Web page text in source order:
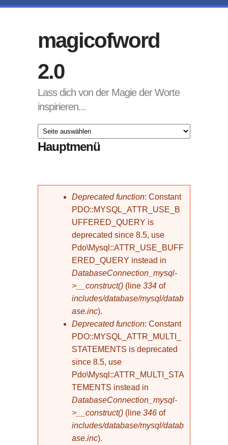
magicofword
2.0
Lass dich von der Magie der Worte
inspirieren...
Hauptmenü
Fehlermeldung
Deprecated function: Constant
PDO::MYSQL_ATTR_USE_B
UFFERED_QUERY is
deprecated since 8.5, use
Pdo\Mysql::ATTR_USE_BUFF
ERED_QUERY instead in
DatabaseConnection_mysql-
>__construct() (line 334 of
includes/database/mysql/datab
ase.inc).
Deprecated function: Constant
PDO::MYSQL_ATTR_MULTI_
STATEMENTS is deprecated
since 8.5, use
Pdo\Mysql::ATTR_MULTI_STA
TEMENTS instead in
DatabaseConnection_mysql-
>__construct() (line 346 of
includes/database/mysql/datab
ase.inc).